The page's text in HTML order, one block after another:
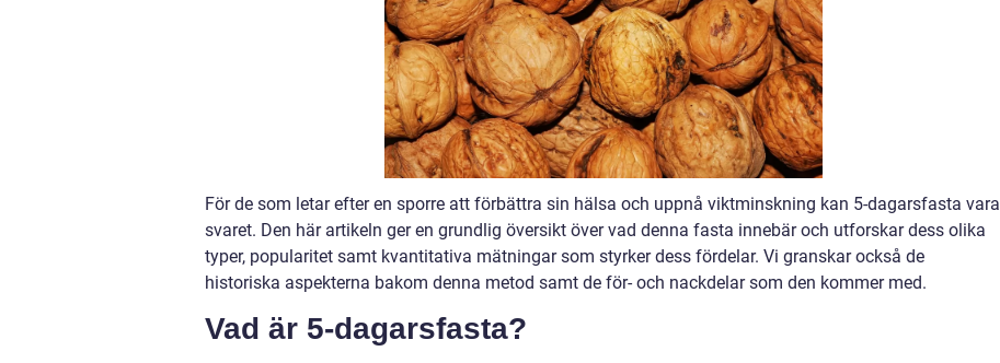
För de som letar efter en sporre att förbättra sin hälsa och uppnå viktminskning kan 5-dagarsfasta vara
svaret. Den här artikeln ger en grundlig översikt över vad denna fasta innebär och utforskar dess olika
typer, popularitet samt kvantitativa mätningar som styrker dess fördelar. Vi granskar också de
historiska aspekterna bakom denna metod samt de för- och nackdelar som den kommer med.
Vad är 5-dagarsfasta?